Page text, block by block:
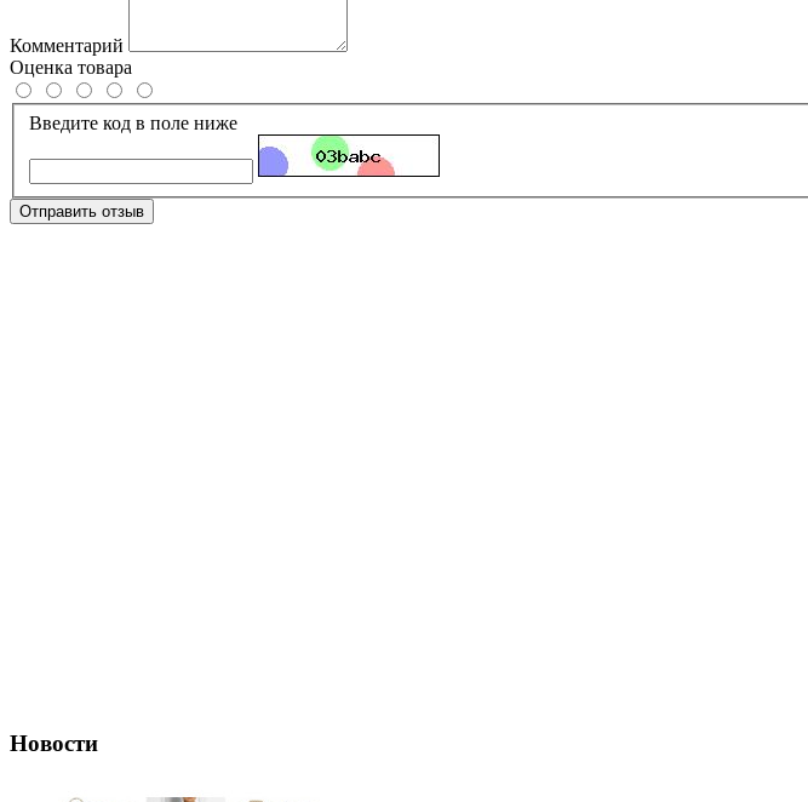
Комментарий
Оценка товара
Введите код в поле ниже
Отправить отзыв
Новости